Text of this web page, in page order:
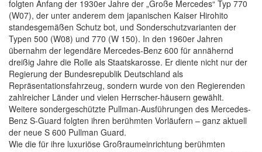
folgten Anfang der 1930er Jahre der „Große Mercedes“ Typ 770
(W07), der unter anderem dem japanischen Kaiser Hirohito
standesgemäßen Schutz bot, und Sonderschutzvarianten der
Typen 500 (W08) und 770 (W 150). In den 1960er Jahren
übernahm der legendäre Mercedes-Benz 600 für annähernd
dreißig Jahre die Rolle als Staatskarosse. Er diente nicht nur der
Regierung der Bundesrepublik Deutschland als
Repräsentationsfahrzeug, sondern wurde von den Regierenden
zahlreicher Länder und vielen Herrscher-häusern gewählt.
Weitere sondergeschützte Pullman-Ausführungen des Mercedes-
Benz S-Guard folgten ihren berühmten Vorläufern – ganz aktuell
der neue S 600 Pullman Guard.
Wie die für ihre luxuriöse Großraumeinrichtung berühmten